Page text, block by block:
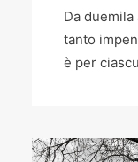
Da duemila
tanto
è per